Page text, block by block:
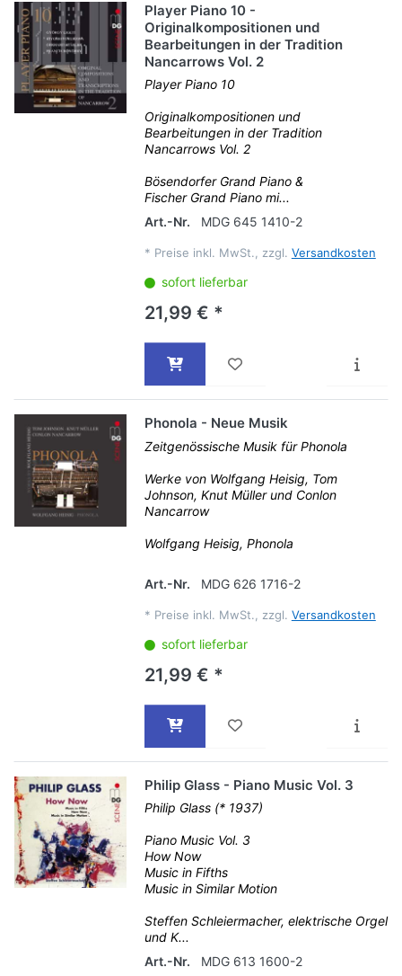
Player Piano 10 -
Originalkompositionen und
Bearbeitungen in der Tradition
Nancarrows Vol. 2
Player Piano 10
Originalkompositionen und
Bearbeitungen in der Tradition
Nancarrows Vol. 2
Bösendorfer Grand Piano &
Fischer Grand Piano mi...
Art.-Nr.
MDG 645 1410-2
* Preise inkl. MwSt., zzgl. Versandkosten
sofort lieferbar
21,99 € *
Phonola - Neue Musik
Zeitgenössische Musik für Phonola
Werke von Wolfgang Heisig, Tom
Johnson, Knut Müller und Conlon
Nancarrow
Wolfgang Heisig, Phonola
Art.-Nr. MDG 626 1716-2
* Preise inkl. MwSt., zzgl. Versandkosten
sofort lieferbar
21,99 € *
Philip Glass - Piano Music Vol. 3
Philip Glass (* 1937)
Piano Music Vol. 3
How Now
Music in Fifths
Music in Similar Motion
Steffen Schleiermacher, elektrische Orgel
und K...
Art.-Nr.
MDG 613 1600-2